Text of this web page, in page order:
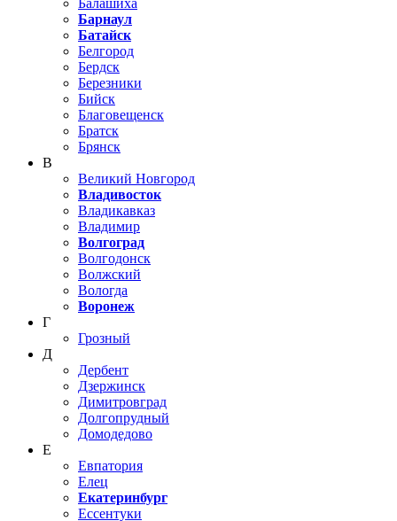
Балашиха
Барнаул
Батайск
Белгород
Бердск
Березники
Бийск
Благовещенск
Братск
Брянск
В
Великий Новгород
Владивосток
Владикавказ
Владимир
Волгоград
Волгодонск
Волжский
Вологда
Воронеж
Г
Грозный
Д
Дербент
Дзержинск
Димитровград
Долгопрудный
Домодедово
Е
Евпатория
Елец
Екатеринбург
Ессентуки